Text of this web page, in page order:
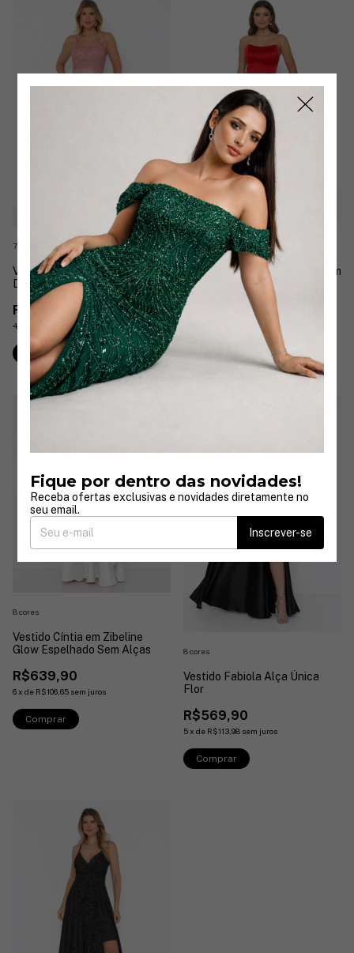
Vestido Marjorie Longo
Detalhes em Bordados
R$499,90
4 R$124,98sem juros
7 cores
Comprar
Vestido Mila Longo Detalhe Em
Flor Grande
R$649,90
sem juros
8 cores
Comprar
Vestido Cíntia em Zibeline
Glow Espelhado Sem Alças
R$639,90
6 x de R$106,65 sem juros
8 cores
Comprar
Vestido Fabiola Alça Única
Flor
R$569,90
5 x de R$113,98 sem juros
8 cores
Comprar
Fique por dentro das novidades!
Receba ofertas exclusivas e novidades diretamente no
seu email.
Inscrever-se